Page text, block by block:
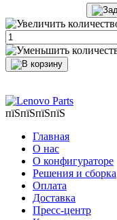
пїЅпїЅпїЅпїЅ
Главная
О нас
О конфигураторе
Решения и сборка
Оплата
Доставка
Пресс-центр